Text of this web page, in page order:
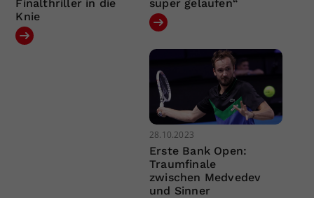
Finalthriller in die
Knie
super gelaufen“
28.10.2023
Erste Bank Open:
Traumfinale
zwischen Medvedev
und Sinner